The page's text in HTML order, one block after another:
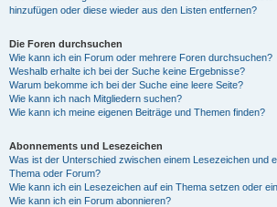
hinzufügen oder diese wieder aus den Listen entfernen?
Die Foren durchsuchen
Wie kann ich ein Forum oder mehrere Foren durchsuchen?
Weshalb erhalte ich bei der Suche keine Ergebnisse?
Warum bekomme ich bei der Suche eine leere Seite?
Wie kann ich nach Mitgliedern suchen?
Wie kann ich meine eigenen Beiträge und Themen finden?
Abonnements und Lesezeichen
Was ist der Unterschied zwischen einem Lesezeichen und
Thema oder Forum?
Wie kann ich ein Lesezeichen auf ein Thema setzen oder
Wie kann ich ein Forum abonnieren?